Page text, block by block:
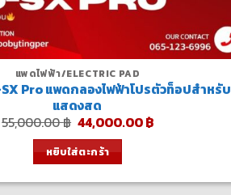
แพดไฟฟ้า/ELECTRIC PAD
Pro แพดกลองไฟฟ้าโปรตัวท็อปสำหรับ
แสดงสด
55,000.00฿ Original
price
was:
55,000.00 ฿.
44,000.00฿Current
หยิบใส่ตะกร้า